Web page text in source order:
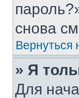
снова
Вернуться
» Я
Для